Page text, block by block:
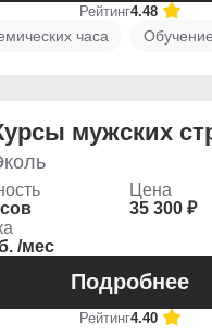
Рейтинг4.48
часа
мужских
Цена
35 300 ₽
/мес
Подробнее
Рейтинг4.40